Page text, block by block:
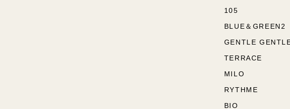
105
BLUE＆GREEN2
GENTLE
TERRACE
MILO
RYTHME
BIO